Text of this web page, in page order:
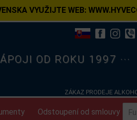
VYUŽIJTE WEB:
OD ROKU 1997 ···
ZÁKAZ PRODEJE
Odstoupení od smlouvy